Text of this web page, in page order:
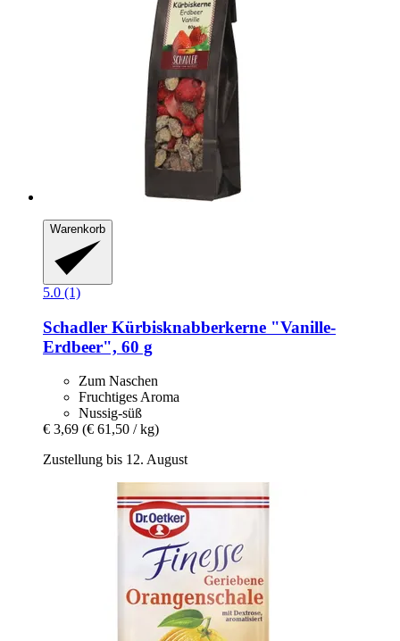
Warenkorb
5.0 (1)
Schadler Kürbisknabberkerne "Vanille-​
Erdbeer", 60 g
Zum Naschen
Fruchtiges Aroma
Nussig-süß
€ 3,69 (€ 61,50 / kg)
Zustellung bis 12. August